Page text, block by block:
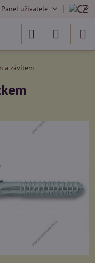
Panel uživatele
a závitem